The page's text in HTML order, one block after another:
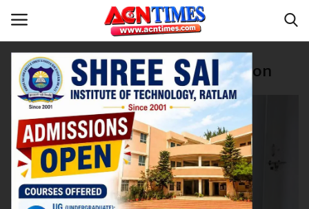
Home
Contact
नीर_का_तीर
मध्यप्रदेश
Tag:Deendayalnagar police station
रतलाम